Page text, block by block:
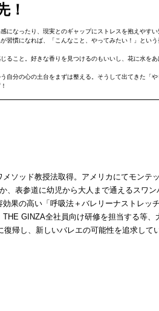
！
になったり、現実とのギャップにストレスを抱えやすい
習慣になれば、「こんなこと、やってみたい！」という
ること。好きな香りを見つけるのもいいし、花に水を
自分の心の土台をまずは整える。そうして出てきた「や
ソッド教授法取得。アメリカにてモンテ
、表参道に幼児から大人まで通えるスワン
果の高い「呼吸法＋バレリーナストレッ
GINZA全社員向け研修を担当する等、
帰し、新しいバレエの可能性を追求してい